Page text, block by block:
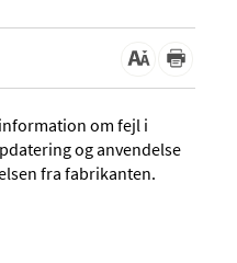
om fejl i
og anvendelse
fra fabrikanten.